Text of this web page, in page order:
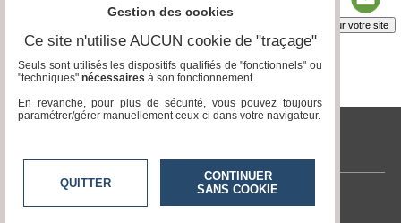
Insérez sur votre site
tvlocale.fr
Contactez-nous
Gestion des cookies
Ce site n'utilise AUCUN cookie de "traçage"
Seuls sont utilisés les dispositifs qualifiés de "fonctionnels" ou
"techniques" nécessaires à son fonctionnement..
En revanche, pour plus de sécurité, vous pouvez toujours
paramétrer/gérer manuellement ceux-ci dans votre navigateur.
QUITTER
CONTINUER
SANS COOKIE